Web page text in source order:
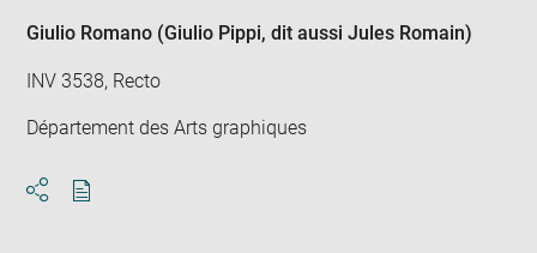
Giulio Romano (Giulio Pippi, dit aussi Jules Romain)
INV 3538, Recto
Département des Arts graphiques